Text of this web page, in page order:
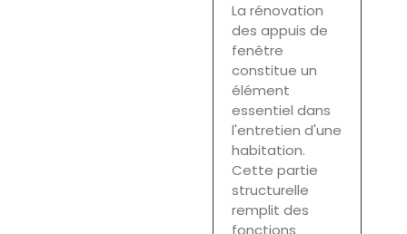
La rénovation
des appuis de
fenêtre
constitue un
élément
essentiel dans
l'entretien d'une
habitation.
Cette partie
structurelle
remplit des
fonctions